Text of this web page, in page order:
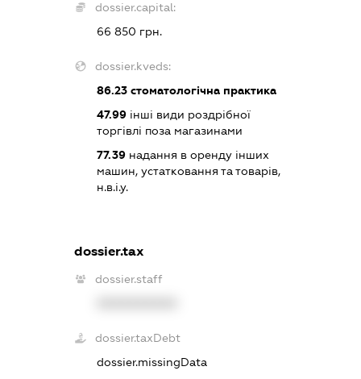
dossier.capital:
66 850 грн.
dossier.kveds:
86.23стоматологічна практика
47.99інші види роздрібної
торгівлі поза магазинами
77.39надання в оренду інших
машин, устатковання та товарів,
н.в.і.у.
dossier.tax
dossier.staff
dossier.taxDebt
dossier.missingData